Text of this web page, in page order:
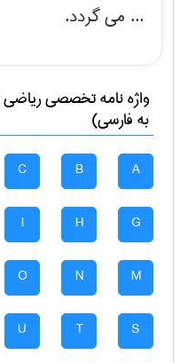
... می گردد.
واژه نامه تخصصیرياضی
به فارسی)
A
B
C
G
H
I
M
N
O
S
T
U